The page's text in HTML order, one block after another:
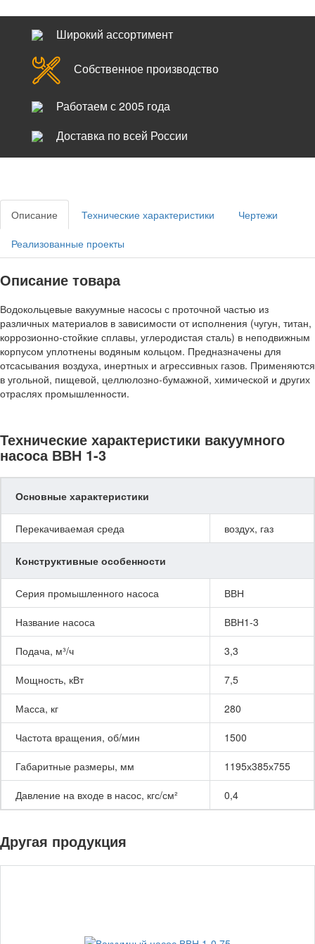
Широкий ассортимент
Собственное производство
Работаем с 2005 года
Доставка по всей России
Описание Технические характеристики Чертежи
Реализованные проекты
Описание товара
Водокольцевые вакуумные насосы с проточной частью из
различных материалов в зависимости от исполнения (чугун, титан,
коррозионно-стойкие сплавы, углеродистая сталь) в неподвижным
корпусом уплотнены водяным кольцом. Предназначены для
отсасывания воздуха, инертных и агрессивных газов. Применяются
в угольной, пищевой, целлюлозно-бумажной, химической и других
отраслях промышленности.
Технические характеристики вакуумного
насоса ВВН 1-3
Основные характеристики
Перекачиваемая среда воздух, газ
Конструктивные особенности
Серия промышленного насоса ВВН
Название насоса ВВН1-3
Подача, м³/ч 3,3
Мощность, кВт 7,5
Масса, кг 280
Частота вращения, об/мин 1500
Габаритные размеры, мм 1195х385х755
Давление на входе в насос, кгс/см² 0,4
Другая продукция